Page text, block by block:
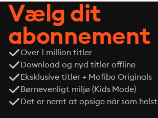
Vælg dit
abonnement
Over 1 million titler
Download og nyd titler offline
Eksklusive titler + Mofibo Originals
Børnevenligt miljø (Kids Mode)
Det er nemt at opsige når som helst